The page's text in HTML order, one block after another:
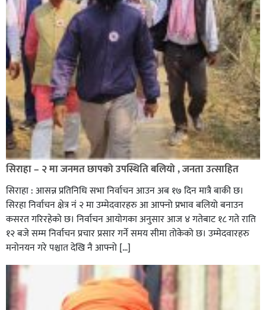
सिराहा – २ मा जनमत छापको उपस्थिति बलियो , जनता उत्साहित
सिराहा : आसन्न प्रतिनिधि सभा निर्वाचन आउन अब १७ दिन मात्रै बाकी छ।
सिरहा निर्वाचन क्षेत्र नं २ मा उम्मेदवारहरु आ आफ्नो प्रभाव बलियो बनाउन
कसरत गरिरहेको छ। निर्वाचन आयोगका अनुसार आज ४ गतेबाट १८ गते राति
१२ बजे सम्म निर्वाचन प्रचार प्रसार गर्ने समय सीमा तोकेको छ। उम्मेदवारहरु
मनोनयन गरे पश्चात देखि नै आफ्नो […]